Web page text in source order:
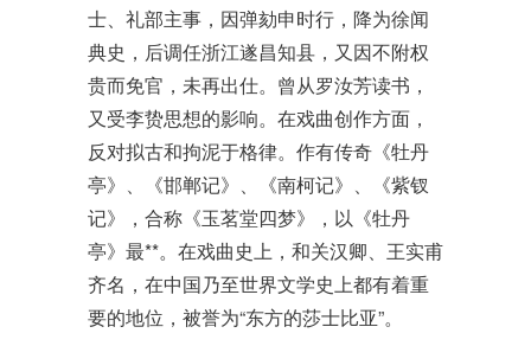
士、礼部主事，因弹劾申时行，降为徐闻
典史，后调任浙江遂昌知县，又因不附权
贵而免官，未再出仕。曾从罗汝芳读书，
又受李贽思想的影响。在戏曲创作方面，
反对拟古和拘泥于格律。作有传奇《牡丹
亭》、《邯郸记》、《南柯记》、《紫钗
记》，合称《玉茗堂四梦》，以《牡丹
亭》最**。在戏曲史上，和关汉卿、王实甫
齐名，在中国乃至世界文学史上都有着重
要的地位，被誉为“东方的莎士比亚”。